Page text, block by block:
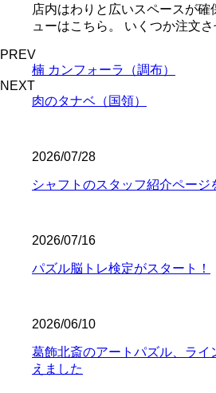
店内はわりと広いスペースが確
ューはこちら。 いくつか注文
PREV
楠 カンフォーラ（調布）
NEXT
肉のタナベ（国領）
2026/07/28
シャフトのスタッフ紹介ページ
2026/07/16
パズル脳トレ検定がスタート！
2026/06/10
葛飾北斎のアートパズル、ライ
えました